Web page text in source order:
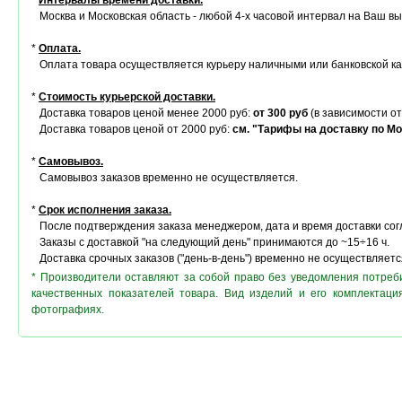
Москва и Московская область - любой 4-х часовой интервал на Ваш
* Оплата.
Оплата товара осуществляется курьеру наличными или банковской
* Стоимость курьерской доставки.
Доставка товаров ценой менее 2000 руб: от 300 руб (в зависимости
Доставка товаров ценой от 2000 руб: см. "Тарифы на доставку по
* Самовывоз.
Самовывоз заказов временно не осуществляется.
* Срок исполнения заказа.
После подтверждения заказа менеджером, дата и время доставки
Заказы с доставкой "на следующий день" принимаются до ~15÷16 ч.
Доставка срочных заказов ("день-в-день") временно не
* Производители оставляют за собой право без уведомления
качественных показателей товара. Вид изделий и его
фотографиях.